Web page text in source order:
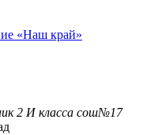
«Наш край»
2 И класса сош№17